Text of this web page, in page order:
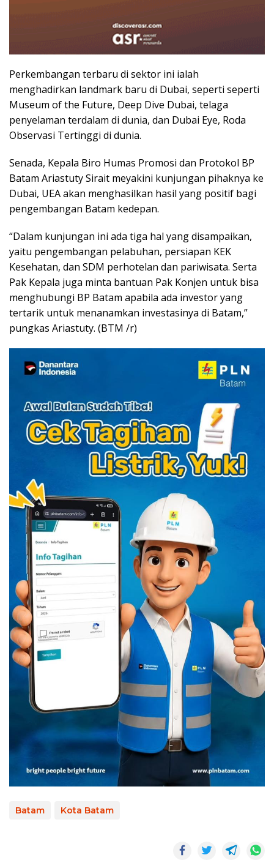
Perkembangan terbaru di sektor ini ialah
menghadirkan landmark baru di Dubai, seperti seperti
Museum of the Future, Deep Dive Dubai, telaga
penyelaman terdalam di dunia, dan Dubai Eye, Roda
Observasi Tertinggi di dunia.
Senada, Kepala Biro Humas Promosi dan Protokol BP
Batam Ariastuty Sirait meyakini kunjungan pihaknya ke
Dubai, UEA akan menghasilkan hasil yang positif bagi
pengembangan Batam kedepan.
“Dalam kunjungan ini ada tiga hal yang disampaikan,
yaitu pengembangan pelabuhan, persiapan KEK
Kesehatan, dan SDM perhotelan dan pariwisata. Serta
Pak Kepala juga minta bantuan Pak Konjen untuk bisa
menghubungi BP Batam apabila ada investor yang
tertarik untuk menanamkan investasinya di Batam,”
pungkas Ariastuty. (BTM /r)
Batam Kota Batam